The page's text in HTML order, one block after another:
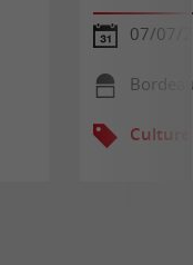
07/07/
Culture